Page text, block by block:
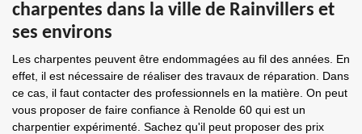
charpentes dans la ville de Rainvillers et
ses environs
Les charpentes peuvent être endommagées au fil des années. En
effet, il est nécessaire de réaliser des travaux de réparation. Dans
ce cas, il faut contacter des professionnels en la matière. On peut
vous proposer de faire confiance à Renolde 60 qui est un
charpentier expérimenté. Sachez qu'il peut proposer des prix